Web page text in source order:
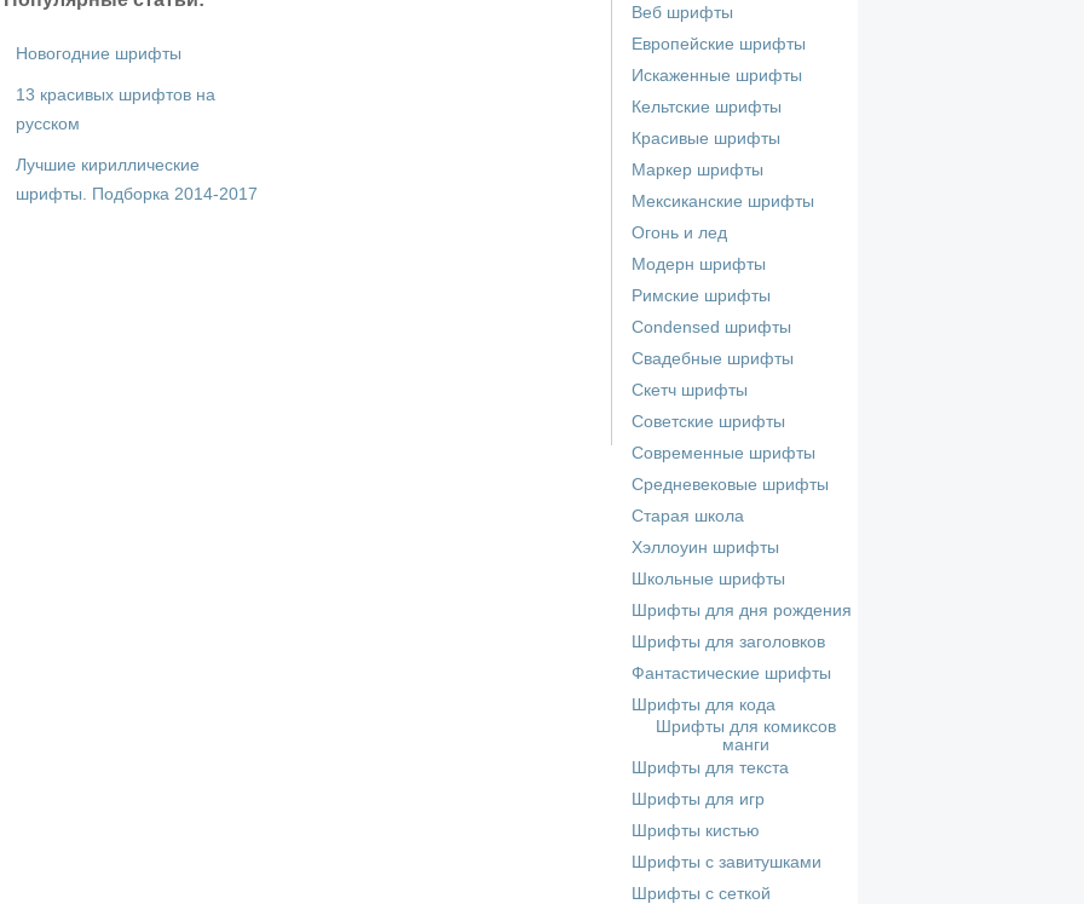
Новогодние шрифты
13 красивых шрифтов на
русском
Лучшие кириллические
шрифты. Подборка 2014-2017
Веб шрифты
Европейские шрифты
Искаженные шрифты
Кельтские шрифты
Красивые шрифты
Маркер шрифты
Мексиканские шрифты
Огонь и лед
Модерн шрифты
Римские шрифты
Сondensed шрифты
Свадебные шрифты
Скетч шрифты
Советские шрифты
Современные шрифты
Средневековые шрифты
Старая школа
Хэллоуин шрифты
Школьные шрифты
Шрифты для дня рождения
Шрифты для заголовков
Фантастические шрифты
Шрифты для кода
Шрифты для комиксов
манги
Шрифты для текста
Шрифты для игр
Шрифты кистью
Шрифты с завитушками
Шрифты с сеткой